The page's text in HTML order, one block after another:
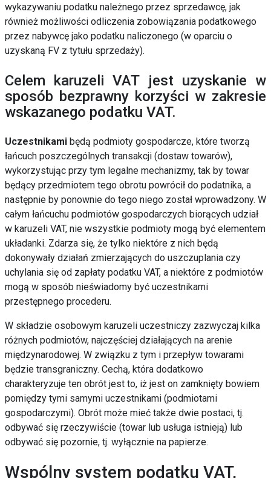
wykazywaniu podatku należnego przez sprzedawcę, jak
również możliwości odliczenia zobowiązania podatkowego
przez nabywcę jako podatku naliczonego (w oparciu o
uzyskaną FV z tytułu sprzedaży).
Celem karuzeli VAT jest uzyskanie w
sposób bezprawny korzyści w zakresie
wskazanego podatku VAT.
Uczestnikami będą podmioty gospodarcze, które tworzą
łańcuch poszczególnych transakcji (dostaw towarów),
wykorzystując przy tym legalne mechanizmy, tak by towar
będący przedmiotem tego obrotu powrócił do podatnika, a
następnie by ponownie do tego niego został wprowadzony. W
całym łańcuchu podmiotów gospodarczych biorących udział
w karuzeli VAT, nie wszystkie podmioty mogą być elementem
układanki. Zdarza się, że tylko niektóre z nich będą
dokonywały działań zmierzających do uszczuplania czy
uchylania się od zapłaty podatku VAT, a niektóre z podmiotów
mogą w sposób nieświadomy być uczestnikami
przestępnego procederu.
W składzie osobowym karuzeli uczestniczy zazwyczaj kilka
różnych podmiotów, najczęściej działających na arenie
międzynarodowej. W związku z tym i przepływ towarami
będzie transgraniczny. Cechą, która dodatkowo
charakteryzuje ten obrót jest to, iż jest on zamknięty bowiem
pomiędzy tymi samymi uczestnikami (podmiotami
gospodarczymi). Obrót może mieć także dwie postaci, tj.
odbywać się rzeczywiście (towar lub usługa istnieją) lub
odbywać się pozornie, tj. wyłącznie na papierze.
Wspólny system podatku VAT,